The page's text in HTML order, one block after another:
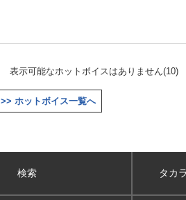
表示可能なホットボイスはありません(10)
>> ホットボイス一覧へ
検索 タカ